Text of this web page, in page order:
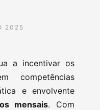
2025
a incentivar os
competências
e envolvente
mensais. Com